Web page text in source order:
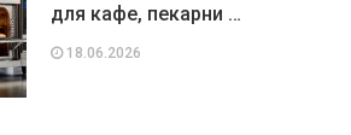
для кафе, пекарни …
18.06.2026